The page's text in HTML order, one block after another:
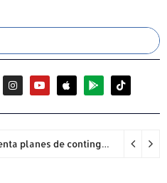
Sector industrial implementa planes de contingencia ante racionamiento de agua y hace un llamado a la eficiencia infraestructural